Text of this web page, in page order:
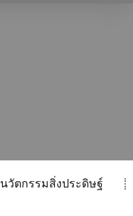
นวัตกรรมสิ่งประดิษฐ์